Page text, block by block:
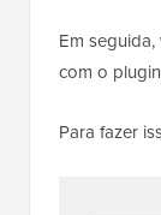
Em
com o
Para fazer